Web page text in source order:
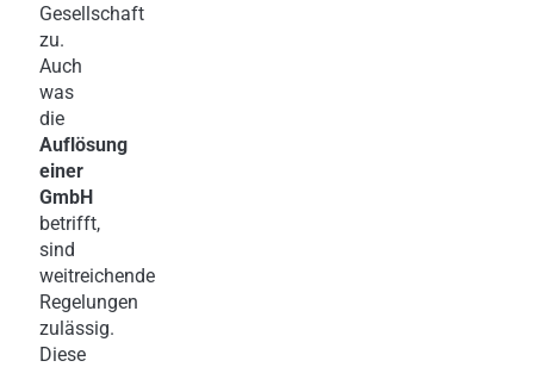
Gesellschaft
zu.
Auch
was
die
Auflösung
einer
GmbH
betrifft,
sind
weitreichende
Regelungen
zulässig.
Diese